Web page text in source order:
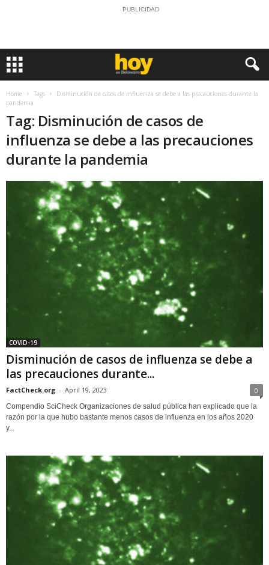
PUBLICIDAD
Home Tags
Disminución de casos de influenza se debe a las precauciones durante la
pandemia
Tag: Disminución de casos de
influenza se debe a las precauciones
durante la pandemia
COVID-19
Disminución de casos de influenza se debe a
las precauciones durante...
FactCheck.org - April 19, 2023 0
Compendio SciCheck Organizaciones de salud pública han explicado que la
razón por la que hubo bastante menos casos de influenza en los años 2020
y...